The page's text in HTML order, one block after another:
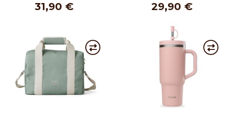
31,90 € 29,90 €